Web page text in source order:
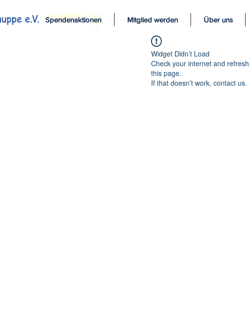
Spendenaktionen Mitglied werden Über uns
Widget Didn’t Load
Check your internet and refresh
this page.
If that doesn’t work, contact us.